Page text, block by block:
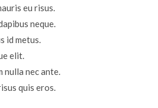
eu risus.
neque.
id metus.
elit.
nulla nec ante.
quis eros.